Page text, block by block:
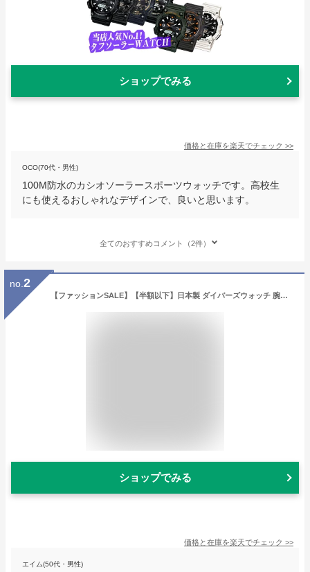
ショップでみる
価格と在庫を楽天でチェック >>
OCO(70代・男性)
100M防水のカシオソーラースポーツウォッチです。高校生
にも使えるおしゃれなデザインで、良いと思います。
全てのおすすめコメント（2件）
no. 2
【ファッションSALE】【半額以下】日本製 ダイバーズウォッチ 腕時計 メンズ 防水 限定モデル 20気圧防水 グリーン ダイアル MASTER WATCH マスターウォッチ ブランド 人気 ランキング ビジネス MADE IN JAPAN ギフト
ショップでみる
価格と在庫を楽天でチェック >>
エイム(50代・男性)